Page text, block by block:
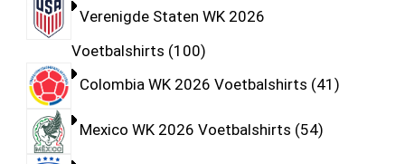
Verenigde Staten WK 2026
Voetbalshirts 100
Colombia WK 2026 Voetbalshirts 41
Mexico WK 2026 Voetbalshirts 54